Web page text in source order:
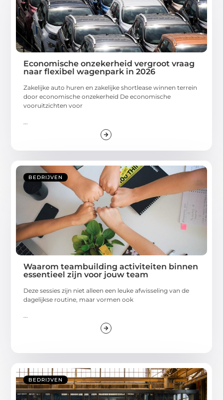
Economische onzekerheid vergroot vraag
naar flexibel wagenpark in 2026
Zakelijke auto huren en zakelijke shortlease winnen terrein
door economische onzekerheid De economische
vooruitzichten voor
BEDRIJVEN
Waarom teambuilding activiteiten binnen
essentieel zijn voor jouw team
Deze sessies zijn niet alleen een leuke afwisseling van de
dagelijkse routine, maar vormen ook
...
BEDRIJVEN